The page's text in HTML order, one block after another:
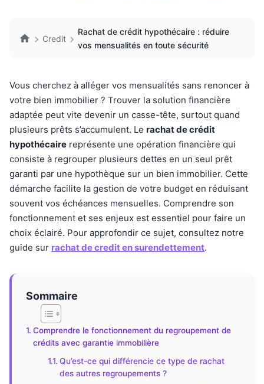
Credit
Rachat de crédit hypothécaire : réduire
vos mensualités en toute sécurité
Vous cherchez à alléger vos mensualités sans renoncer à
votre bien immobilier ? Trouver la solution financière
adaptée peut vite devenir un casse-tête, surtout quand
plusieurs prêts s’accumulent. Le rachat de crédit
hypothécaire représente une opération financière qui
consiste à regrouper plusieurs dettes en un seul prêt
garanti par une hypothèque sur un bien immobilier. Cette
démarche facilite la gestion de votre budget en réduisant
souvent vos échéances mensuelles. Comprendre son
fonctionnement et ses enjeux est essentiel pour faire un
choix éclairé. Pour approfondir ce sujet, consultez notre
guide sur rachat de credit en surendettement.
Sommaire
Comprendre le fonctionnement du regroupement de
crédits avec garantie immobilière
Qu’est-ce qui différencie ce type de rachat
des autres regroupements ?